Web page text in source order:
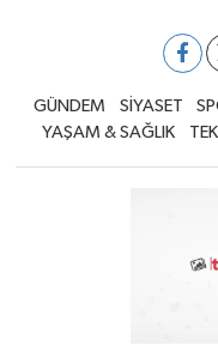
GÜNDEM SİYASET
YAŞAM & SAĞLIK